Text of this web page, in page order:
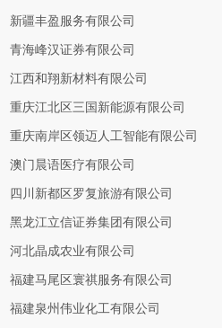
新疆丰盈服务有限公司
青海峰汉证券有限公司
江西和翔新材料有限公司
重庆江北区三国新能源有限公司
重庆南岸区领迈人工智能有限公司
澳门晨语医疗有限公司
四川新都区罗复旅游有限公司
黑龙江立信证券集团有限公司
河北晶成农业有限公司
福建马尾区寰祺服务有限公司
福建泉州伟业化工有限公司